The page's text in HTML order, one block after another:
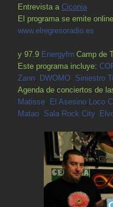
Entrevista a Ciconia
El programa se emite
www.elregresoradio.es
y 97.9 Energyfm Camp de
Este programa incluye:
Zann
DWOMO Siniestro
Agenda de conciertos de
Matisse
El Asesino Loco
Matao Sala Rock City,